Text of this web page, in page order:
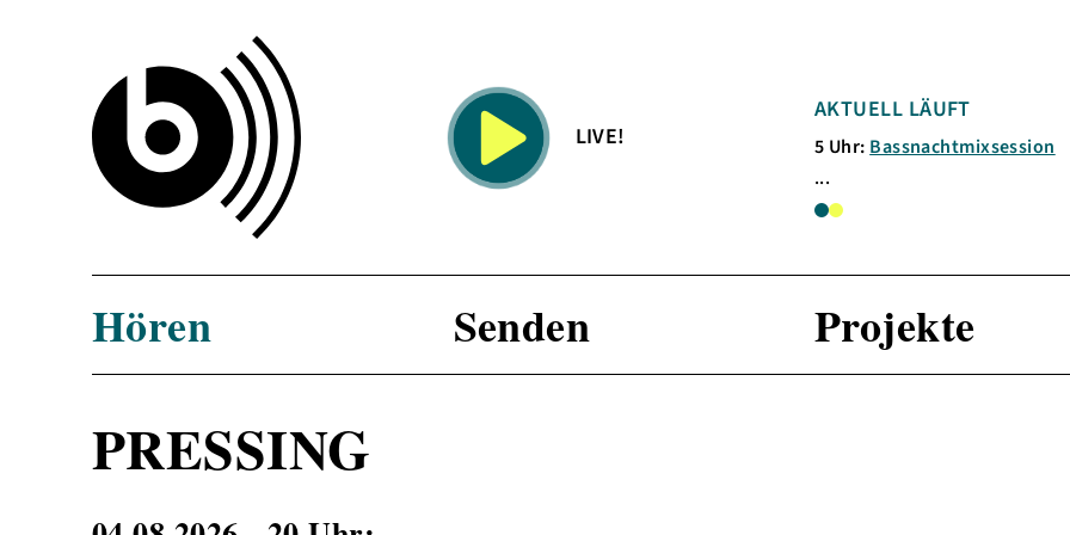
LIVE!
KOMMENDE SENDUNG
6 Uhr:Bassnachtmixsession
...
AKTUELL LÄUFT
5 Uhr:Bassnachtmixsession
...
Hören Senden Projekte
PRESSING